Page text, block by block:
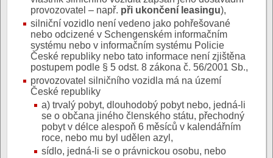
provozovatel – např. při ukončení leasingu),
silniční vozidlo není vedeno jako pohřešované
nebo odcizené v Schengenském informačním
systému nebo v informačním systému Policie
České republiky nebo tato informace není zjištěna
postupem podle § 5 odst. 8 zákona č. 56/2001 Sb.,
provozovatel silničního vozidla má na území
České republiky
a) trvalý pobyt, dlouhodobý pobyt nebo, jedná-li
se o občana jiného členského státu, přechodný
pobyt v délce alespoň 6 měsíců v kalendářním
roce, nebo mu byl udělen azyl,
sídlo, jedná-li se o právnickou osobu, nebo